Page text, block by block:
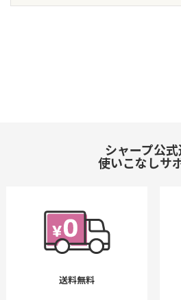
シャープ公
使いこなしサ
送料無料